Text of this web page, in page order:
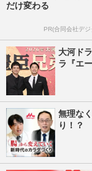
だけ変わる
PR(合同会社デ
大河ド
ラ『エ
無理な
り！？